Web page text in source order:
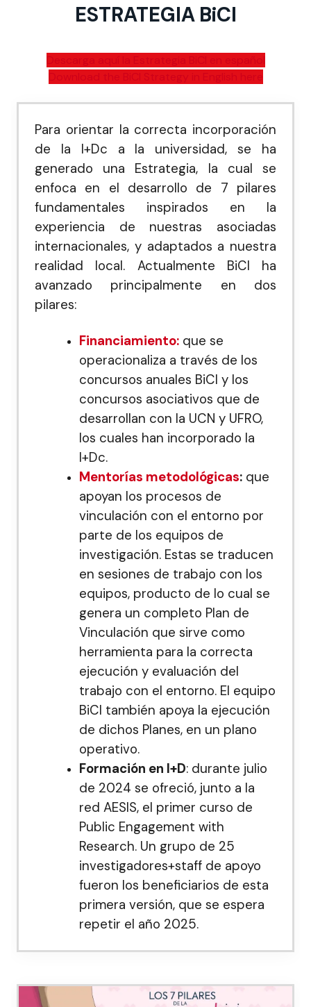
ESTRATEGIA BiCI
Para orientar la correcta incorporación
de la I+Dc a la universidad, se ha
generado una Estrategia, la cual se
enfoca en el desarrollo de 7 pilares
fundamentales inspirados en la
experiencia de nuestras asociadas
internacionales, y adaptados a nuestra
realidad local. Actualmente BiCI ha
avanzado principalmente en dos
pilares:
Financiamiento: que se
operacionaliza a través de los
concursos anuales BiCI y los
concursos asociativos que de
desarrollan con la UCN y UFRO,
los cuales han incorporado la
I+Dc.
Mentorías metodológicas: que
apoyan los procesos de
vinculación con el entorno por
parte de los equipos de
investigación. Estas se traducen
en sesiones de trabajo con los
equipos, producto de lo cual se
genera un completo Plan de
Vinculación que sirve como
herramienta para la correcta
ejecución y evaluación del
trabajo con el entorno. El equipo
BiCI también apoya la ejecución
de dichos Planes, en un plano
operativo.
Formación en I+D: durante julio
de 2024 se ofreció, junto a la
red AESIS, el primer curso de
Public Engagement with
Research. Un grupo de 25
investigadores+staff de apoyo
fueron los beneficiarios de esta
primera versión, que se espera
repetir el año 2025.